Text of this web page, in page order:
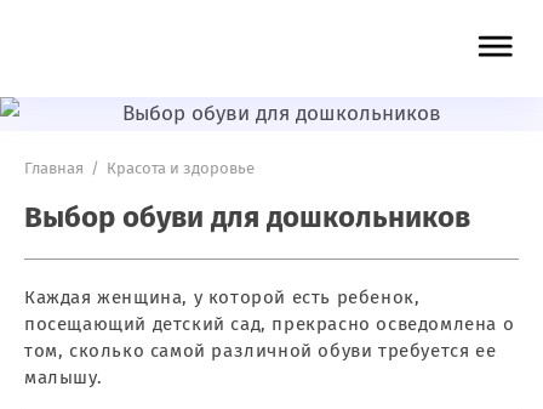
Главная / Красота и здоровье
Выбор обуви для дошкольников
Каждая женщина, у которой есть ребенок,
посещающий детский сад, прекрасно осведомлена о
том, сколько самой различной обуви требуется ее
малышу.